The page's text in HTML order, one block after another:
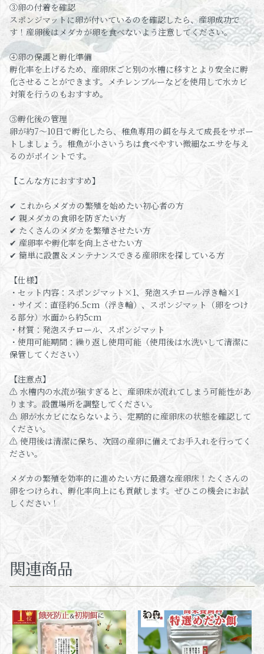
③卵の付着を確認
スポンジマットに卵が付いているのを確認したら、産卵成功で
す！産卵後はメダカが卵を食べないよう注意してください。
④卵の保護と孵化準備
孵化率を上げるため、産卵床ごと別の水槽に移すとより安全に孵
化させることができます。メチレンブルーなどを使用して水カビ
対策を行うのもおすすめ。
⑤孵化後の管理
卵が約7〜10日で孵化したら、稚魚専用の餌を与えて成長をサポー
トしましょう。稚魚が小さいうちは食べやすい微細なエサを与え
るのがポイントです。
【こんな方におすすめ】
✔ これからメダカの繁殖を始めたい初心者の方
✔ 親メダカの食卵を防ぎたい方
✔ たくさんのメダカを繁殖させたい方
✔ 産卵率や孵化率を向上させたい方
✔ 簡単に設置＆メンテナンスできる産卵床を探している方
【仕様】
・セット内容：スポンジマット×1、発泡スチロール浮き輪×1
・サイズ：直径約6.5cm（浮き輪）、スポンジマット（卵をつけ
る部分）水面から約5cm
・材質：発泡スチロール、スポンジマット
・使用可能期間：繰り返し使用可能（使用後は水洗いして清潔に
保管してください）
【注意点】
⚠ 水槽内の水流が強すぎると、産卵床が流れてしまう可能性があ
ります。設置場所を調整してください。
⚠ 卵が水カビにならないよう、定期的に産卵床の状態を確認して
ください。
⚠ 使用後は清潔に保ち、次回の産卵に備えてお手入れを行ってく
ださい。
メダカの繁殖を効率的に進めたい方に最適な産卵床！たくさんの
卵をつけられ、孵化率向上にも貢献します。ぜひこの機会にお試
しください！
関連商品